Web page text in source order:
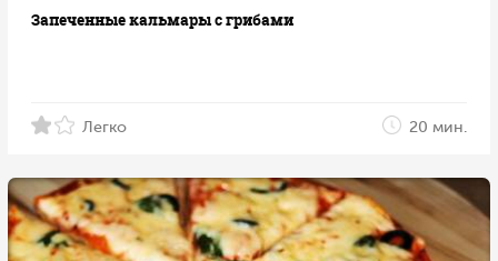
Запеченные кальмары с грибами
Легко 20 мин.